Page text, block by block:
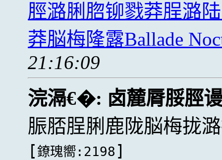
脛潞脷脗铆戮莽脭潞
莽脳梅隆露Ballade
21:16:09
浣滆€�: 卤麓脣脮脛
脤脴脭脷鹿陇脳梅拢
[鐐瑰嚮:2198 ]